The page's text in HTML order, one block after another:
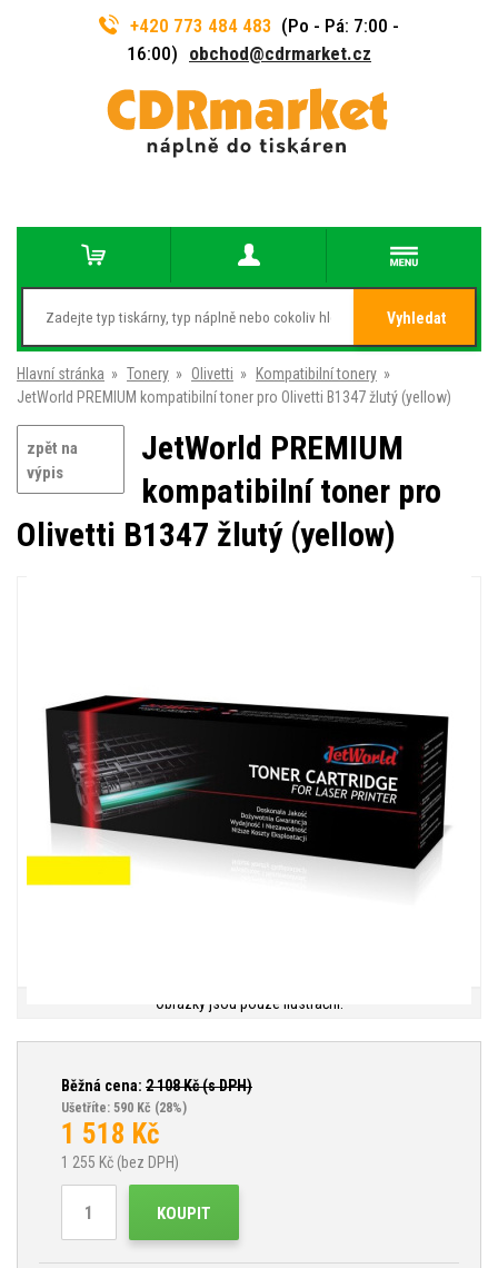
+420 773 484 483 (Po - Pá: 7:00 -
16:00) obchod@cdrmarket.cz
Vyhledat
Hlavní stránka » Tonery » Olivetti » Kompatibilní tonery »
JetWorld PREMIUM kompatibilní toner pro Olivetti B1347 žlutý (yellow)
zpět na
výpis
JetWorld PREMIUM
kompatibilní toner pro
Olivetti B1347 žlutý (yellow)
Obrázky jsou pouze ilustrační.
Běžná cena: 2 108Kč (s DPH)
Ušetříte: 590 Kč (28%)
1 518 Kč
1 255 Kč (bez DPH)
KOUPIT